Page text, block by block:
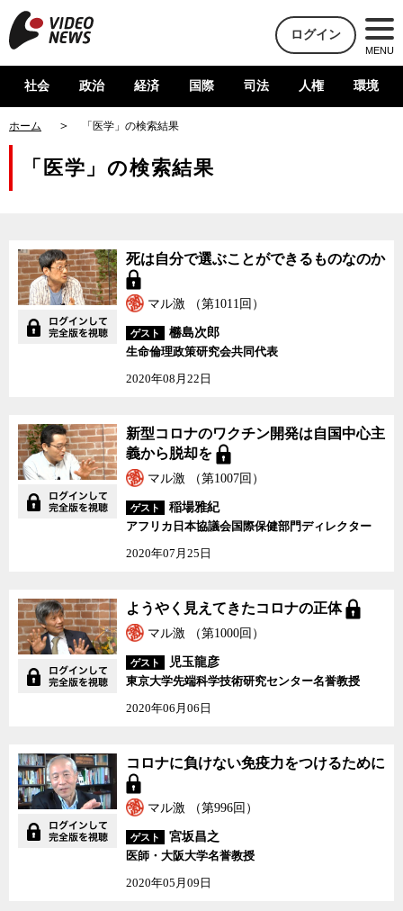
ログイン
MENU
社会 政治 経済 国際 司法 人権 環境
ホーム 「医学」の検索結果
「医学」の検索結果
死は自分で選ぶことができるものなのか
マル激 （第1011回）
ゲスト
橳島次郎
生命倫理政策研究会共同代表
2020年08月22日
新型コロナのワクチン開発は自国中心主
義から脱却を
マル激 （第1007回）
ゲスト
稲場雅紀
アフリカ日本協議会国際保健部門ディレクター
2020年07月25日
ようやく見えてきたコロナの正体
マル激 （第1000回）
ゲスト
児玉龍彦
東京大学先端科学技術研究センター名誉教授
2020年06月06日
コロナに負けない免疫力をつけるために
マル激 （第996回）
ゲスト
宮坂昌之
医師・大阪大学名誉教授
2020年05月09日